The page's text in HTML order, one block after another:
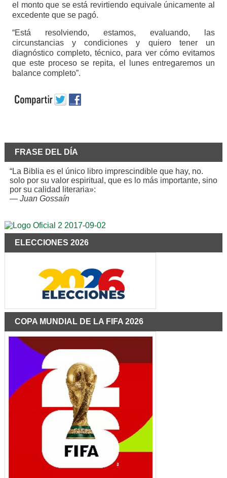
el monto que se está revirtiendo equivale únicamente al
excedente que se pagó.
“Está resolviendo, estamos, evaluando, las
circunstancias y condiciones y quiero tener un
diagnóstico completo, técnico, para ver cómo evitamos
que este proceso se repita, el lunes entregaremos un
balance completo”.
FRASE DEL DÍA
“La Biblia es el único libro imprescindible que hay, no.
solo por su valor espiritual, que es lo más importante, sino
por su calidad literaria»:
— Juan Gossaín
ELECCIONES 2026
COPA MUNDIAL DE LA FIFA 2026